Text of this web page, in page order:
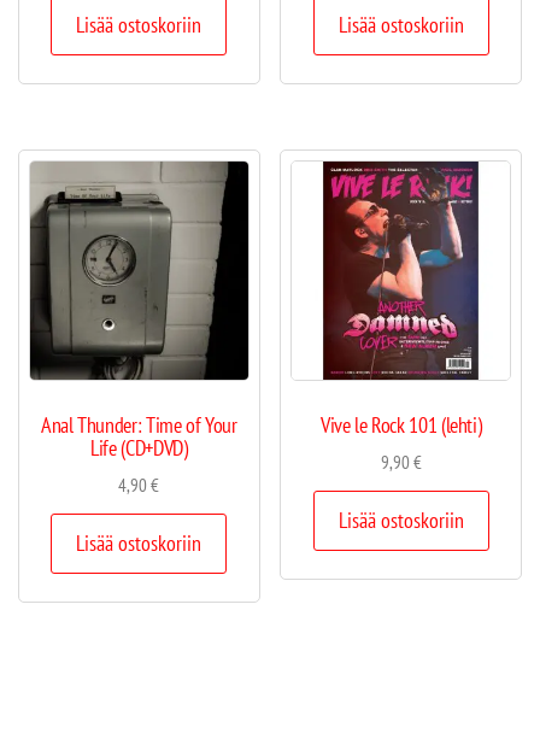
Lisää ostoskoriin Lisää ostoskoriin
Anal Thunder: Time of Your
Life (CD+DVD)
4,90€
Lisää ostoskoriin
Vive le Rock 101 (lehti)
9,90€
Lisää ostoskoriin